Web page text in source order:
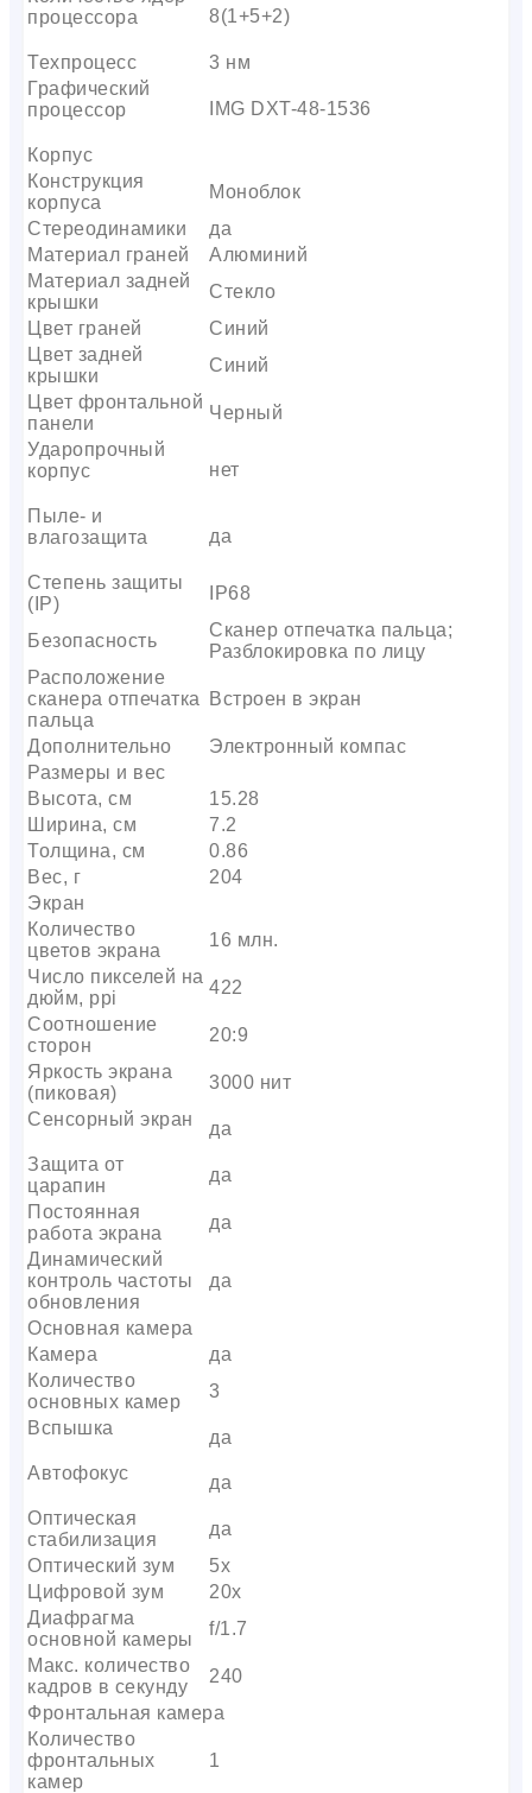
процессора
8(1+5+2)
Техпроцесс
3 нм
Графический
процессор
IMG DXT-48-1536
Корпус
Конструкция
корпуса
Моноблок
Стереодинамики
да
Материал граней
Алюминий
Материал задней
крышки
Стекло
Цвет граней
Синий
Цвет задней
крышки
Синий
Цвет фронтальной
панели
Черный
Ударопрочный
корпус
нет
Пыле- и
влагозащита
да
Степень защиты
(IP)
IP68
Безопасность
Сканер отпечатка пальца;
Разблокировка по лицу
Расположение
сканера отпечатка
пальца
Встроен в экран
Дополнительно
Электронный компас
Размеры и вес
Высота, см
15.28
Ширина, см
7.2
Толщина, см
0.86
Вес, г
204
Экран
Количество
цветов экрана
16 млн.
Число пикселей на
дюйм, ppi
422
Соотношение
сторон
20:9
Яркость экрана
(пиковая)
3000 нит
Сенсорный экран
да
Защита от
царапин
да
Постоянная
работа экрана
да
Динамический
контроль частоты
обновления
да
Основная камера
Камера
да
Количество
основных камер
3
Вспышка
да
Автофокус
да
Оптическая
стабилизация
да
Оптический зум
5x
Цифровой зум
20x
Диафрагма
основной камеры
f/1.7
Макс. количество
кадров в секунду
240
Фронтальная камера
Количество
фронтальных
камер
1